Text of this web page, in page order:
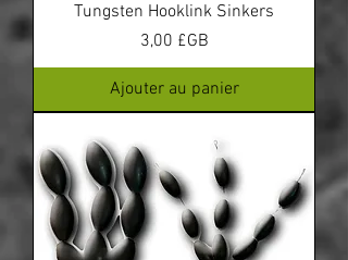
Tungsten Hooklink Sinkers
Prix
3,00 £GB
Ajouter au panier